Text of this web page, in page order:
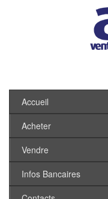
Accueil
Acheter
Vendre
Infos Bancaires